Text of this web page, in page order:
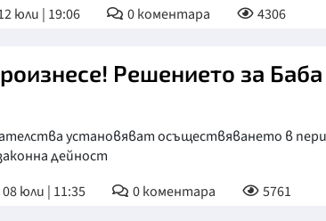
юли | 19:06 0коментара 4306
Решението за Баба
установяват осъществяването в
дейност
08 юли | 11:35 0коментара 5761